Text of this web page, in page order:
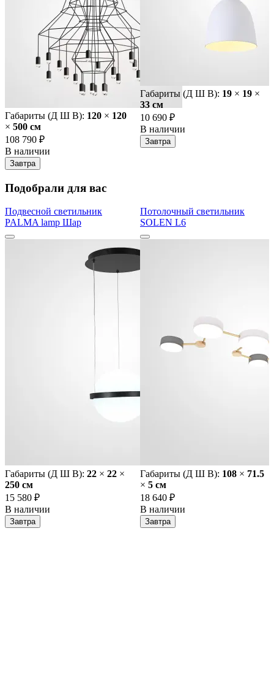
Габариты (Д Ш В): 120 × 120
× 500 cм
108 790 ₽
В наличии
Завтра
Габариты (Д Ш В): 19 × 19 ×
33 cм
10 690 ₽
В наличии
Завтра
Подобрали для вас
Подвесной светильник
PALMA lamp Шар
Габариты (Д Ш В): 22 × 22 ×
250 cм
15 580 ₽
В наличии
Завтра
Потолочный светильник
SOLEN L6
Габариты (Д Ш В): 108 × 71.5
× 5 cм
18 640 ₽
В наличии
Завтра